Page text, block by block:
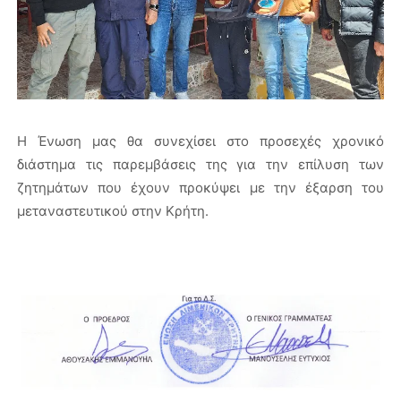
Η Ένωση μας θα συνεχίσει στο προσεχές χρονικό
διάστημα τις παρεμβάσεις της για την επίλυση των
ζητημάτων που έχουν προκύψει με την έξαρση του
μεταναστευτικού στην Κρήτη.